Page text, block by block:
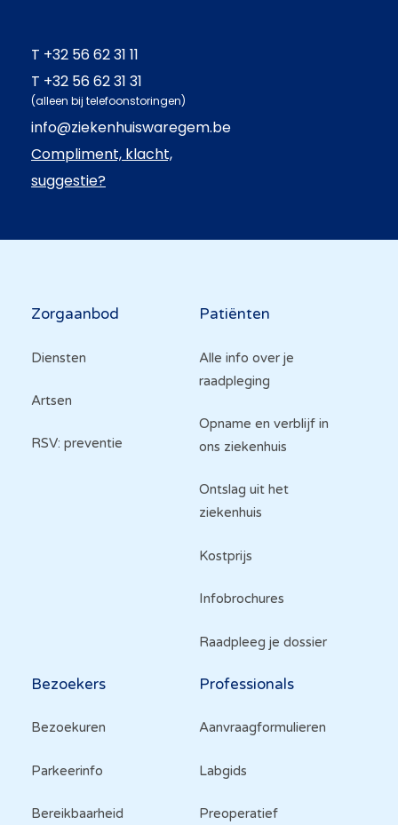
T +32 56 62 31 11
T +32 56 62 31 31
(alleen bij telefoonstoringen)
info@ziekenhuiswaregem.be
Compliment, klacht,
suggestie?
Hoofdnavigatie
Zorgaanbod
Diensten
Artsen
RSV: preventie
Patiënten
Alle info over je
raadpleging
Opname en verblijf in
ons ziekenhuis
Ontslag uit het
ziekenhuis
Kostprijs
Infobrochures
Raadpleeg je dossier
Bezoekers
Bezoekuren
Parkeerinfo
Bereikbaarheid
Professionals
Aanvraagformulieren
Labgids
Preoperatief